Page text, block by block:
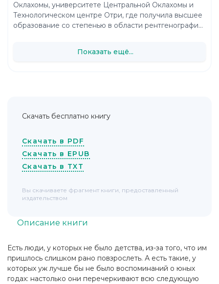
Есть люди, у которых не было детства, из-за того, что им
пришлось слишком рано повзрослеть. А есть такие, у
которых уж лучше бы не было воспоминаний о юных
годах: настолько они перечеркивают всю следующую
Описание книги
Оклахомы, университете Центральной Оклахомы и
Технологическом центре Отри, где получила высшее
образование со степенью в области рентгенографи...
Показать ещё...
Скачать бесплатно книгу
Скачать в PDF
Скачать в EPUB
Скачать в TXT
Вы скачиваете фрагмент книги, предоставленный
издательством